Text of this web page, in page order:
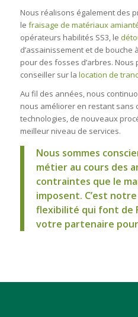
Nous réalisons également des
le fraisage de matériaux
opérateurs habilités SS3, le
d’assainissement et de bouche
pour des fosses d’arbres.
conseiller sur la location de
Au fil des années, nous
nous améliorer en restant sans
technologies, de nouveaux
meilleur niveau de services.
Nous sommes
métier au cours des
contraintes que le
imposent. C’est
flexibilité qui font de
votre partenaire